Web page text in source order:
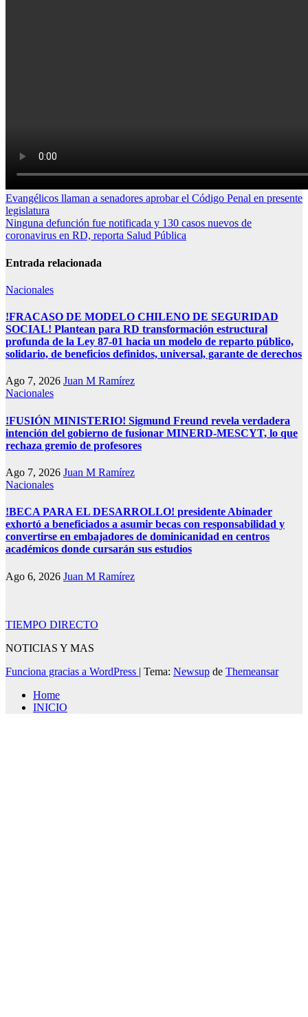
Navegación
de
entradas
Evangélicos llaman a senadores aprobar el Código Penal en presente
legislatura
Ninguna defunción fue notificada y 130 casos nuevos de
coronavirus en RD, reporta Salud Pública
Entrada relacionada
Nacionales
!FRACASO DE MODELO CHILENO DE SEGURIDAD
SOCIAL! Plantean para RD transformación estructural
profunda de la Ley 87-01 hacia un modelo de reparto público,
solidario, de beneficios definidos, universal, garante de derechos
Ago 7, 2026 Juan M Ramírez
Nacionales
!FUSIÓN MINISTERIO! Sigmund Freund revela verdadera
intención del gobierno de fusionar MINERD-MESCYT, lo que
rechaza gremio de profesores
Ago 7, 2026 Juan M Ramírez
Nacionales
!BECA PARA EL DESARROLLO! presidente Abinader
exhortó a beneficiados a asumir becas con responsabilidad y
convertirse en embajadores de dominicanidad en centros
académicos donde cursarán sus estudios
Ago 6, 2026 Juan M Ramírez
TIEMPO DIRECTO
NOTICIAS Y MAS
Funciona gracias a WordPress | Tema: Newsup de Themeansar
Home
INICIO